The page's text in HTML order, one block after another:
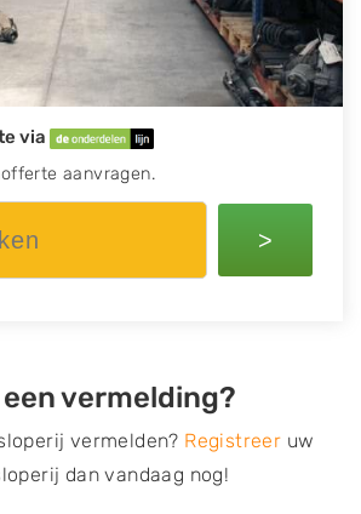
via
aanvragen.
>
een vermelding?
vermelden? Registreer uw
dan vandaag nog!